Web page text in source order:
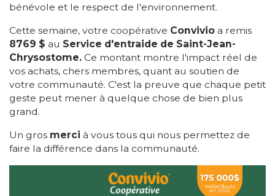
bénévole et le respect de l'environnement.
Cette semaine, votre coopérative Convivio a remis
8769 $ au Service d'entraide de Saint-Jean-
Chrysostome. Ce montant montre l'impact réel de
vos achats, chers membres, quant au soutien de
votre communauté. C'est la preuve que chaque petit
geste peut mener à quelque chose de bien plus
grand.
Un gros merci à vous tous qui nous permettez de
faire la différence dans la communauté.